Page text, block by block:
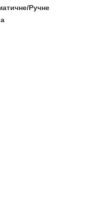
Ручне